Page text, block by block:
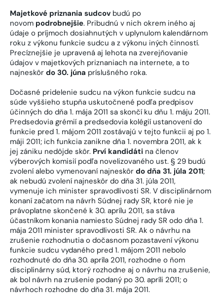
Majetkové priznania sudcov budú po
novom podrobnejšie. Pribudnú v nich okrem iného aj
údaje o príjmoch dosiahnutých v uplynulom kalendárnom
roku z výkonu funkcie sudcu a z výkonu iných činností.
Precíznejšie je upravená aj lehota na zverejňovanie
údajov v majetkových priznaniach na internete, a to
najneskôr do 30. júna príslušného roka.
Dočasné pridelenie sudcu na výkon funkcie sudcu na
súde vyššieho stupňa uskutočnené podľa predpisov
účinných do dňa 1. mája 2011 sa skončí ku dňu 1. máju 2011.
Predsedovia grémií a predsedovia kolégií ustanovení do
funkcie pred 1. májom 2011 zostávajú v tejto funkcii aj po 1.
máji 2011; ich funkcia zanikne dňa 1. novembra 2011, ak k
jej zániku nedôjde skôr. Prví kandidáti na členov
výberových komisií podľa novelizovaného ust. § 29 budú
zvolení alebo vymenovaní najneskôr do dňa 31. júla 2011;
ak nebudú zvolení najneskôr do dňa 31. júla 2011,
vymenuje ich minister spravodlivosti SR. V disciplinárnom
konaní začatom na návrh Súdnej rady SR, ktoré nie je
právoplatne skončené k 30. aprílu 2011, sa stáva
účastníkom konania namiesto Súdnej rady SR odo dňa 1.
mája 2011 minister spravodlivosti SR. Ak o návrhu na
zrušenie rozhodnutia o dočasnom pozastavení výkonu
funkcie sudcu vydaného pred 1. májom 2011 nebolo
rozhodnuté do dňa 30. apríla 2011, rozhodne o ňom
disciplinárny súd, ktorý rozhodne aj o návrhu na zrušenie,
ak bol návrh na zrušenie podaný po 30. apríli 2011; o
návrhoch rozhodne do dňa 31. mája 2011.